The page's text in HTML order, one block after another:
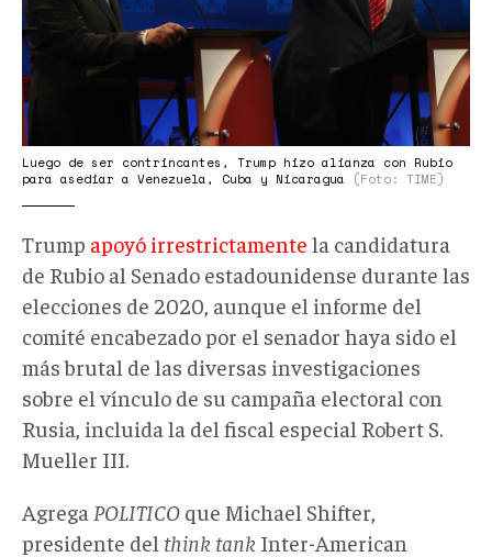
Luego de ser contrincantes, Trump hizo alianza con Rubio
para asediar a Venezuela, Cuba y Nicaragua
(Foto: TIME)
Trump apoyó irrestrictamente la candidatura
de Rubio al Senado estadounidense durante las
elecciones de 2020, aunque el informe del
comité encabezado por el senador haya sido el
más brutal de las diversas investigaciones
sobre el vínculo de su campaña electoral con
Rusia, incluida la del fiscal especial Robert S.
Mueller III.
Agrega POLITICO que Michael Shifter,
presidente del think tank Inter-American